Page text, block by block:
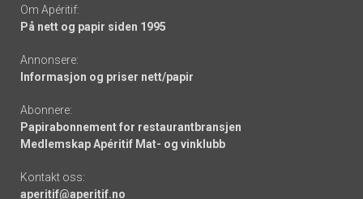
Om Apéritif:
På nett og papir siden 1995
Annonsere:
Informasjon og priser nett/papir
Abonnere:
Papirabonnement for restaurantbransjen
Medlemskap Apéritif Mat- og vinklubb
Kontakt oss:
aperitif@aperitif.no